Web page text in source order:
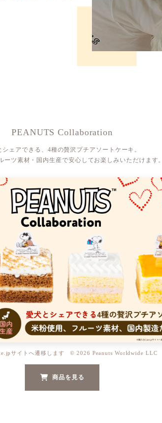
PEANUTS Collaboration
シェアできる、4種の贅沢プチアソートケーキ。
ーツ素材・国内生産で安心してお楽しみいただけます。
サイトへ遷移します © 2026 Peanuts Worldwide LLC
商品を見る